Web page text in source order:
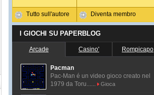
Tutto sull'autore Diventa membro
I GIOCHI SU PAPERBLOG
Arcade Casino' Rompicapo
Pacman
Pac-Man é un video gioco creato nel
1979 da Toru......
Gioca